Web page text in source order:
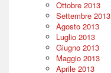
Ottobre 2013
Settembre 2013
Agosto 2013
Luglio 2013
Giugno 2013
Maggio 2013
Aprile 2013